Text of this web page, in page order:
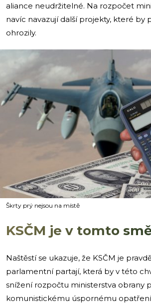
aliance neudržitelné. Na rozpočet
navíc navazují další projekty, které by
ohrozily.
Škrty prý nejsou na místě
KSČM je v tomto
Naštěstí se ukazuje, že KSČM je
parlamentní partají, která by v této
snížení rozpočtu ministerstva obrany
komunistickému úspornému